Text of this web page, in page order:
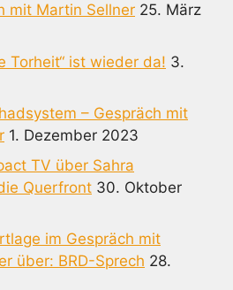
mit Martin Sellner 25. März
Torheit“ ist wieder da! 3.
– Gespräch mit
1. Dezember 2023
TV über Sahra
Querfront 30. Oktober
im Gespräch mit
über: BRD-Sprech 28.